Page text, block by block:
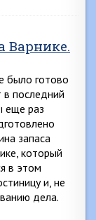
Варнике.
было готово
последний
еще раз
запаса
который
в этом
и, не
дела.